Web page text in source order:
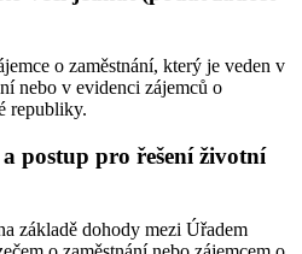
o zaměstnání, který je veden v
nebo v evidenci zájemců o
republiky.
postup pro řešení životní
základě dohody mezi Úřadem